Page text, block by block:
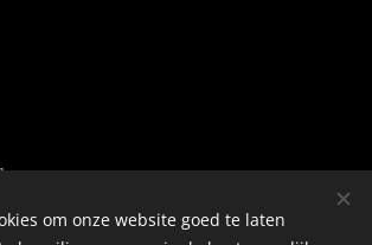
om onze website goed te laten